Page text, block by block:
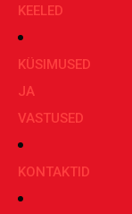
KEELED
KÜSIMUSED
JA
VASTUSED
KONTAKTID